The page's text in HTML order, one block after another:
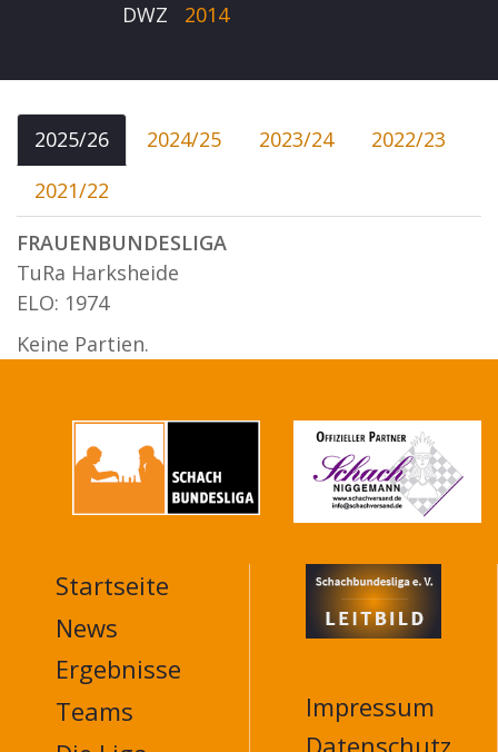
DWZ
2014
2025/26 2024/25 2023/24
2022/23
2021/22
FRAUENBUNDESLIGA
TuRa Harksheide
ELO: 1974
Keine Partien.
MAIN
NAVIGATION
FOOTER
Startseite
News
Ergebnisse
Teams
Impressum